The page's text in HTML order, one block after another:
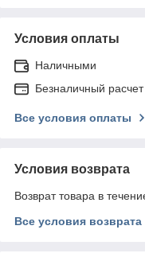
Условия оплаты
Наличными
Безналичный расчет
Все условия оплаты
Условия возврата
Возврат товара в
Все условия возврата